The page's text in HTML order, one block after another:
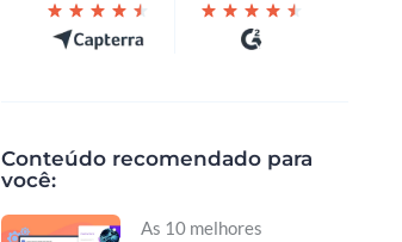
Conteúdo recomendado para
você:
As 10 melhores